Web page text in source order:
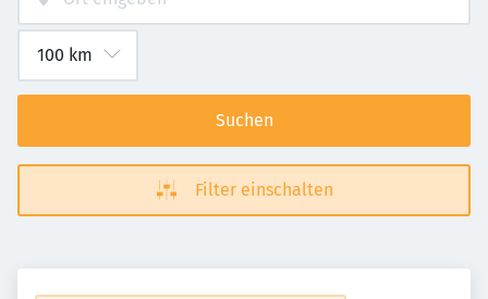
Suchen
Filter einschalten